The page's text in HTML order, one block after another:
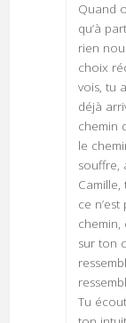
Quand
qu’à
rien
choix
vois, tu
déjà
chemin
le
souffre,
ce n’est
chemin,
sur ton
Tu